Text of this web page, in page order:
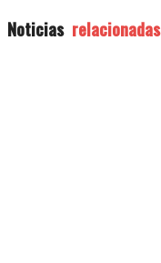
Noticias relacionadas